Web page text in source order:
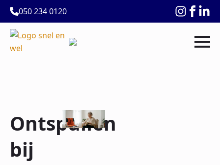
050 234 0120
Ontspullen
bij